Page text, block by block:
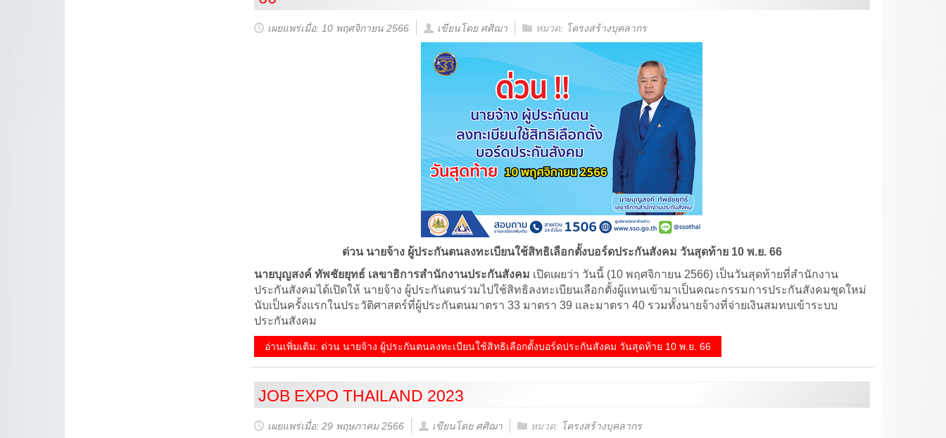
เผยแพร่เมื่อ: 10 พฤศจิกายน 2566 เขียนโดย ศศิฌา หมวด: โครงสร้างบุคลากร
ด่วน นายจ้าง ผู้ประกันตนลงทะเบียนใช้สิทธิเลือกตั้งบอร์ดประกันสังคม วันสุดท้าย 10 พ.ย. 66
นายบุญสงค์ ทัพชัยยุทธ์ เลขาธิการสำนักงานประกันสังคม เปิดเผยว่า วันนี้ (10 พฤศจิกายน 2566) เป็นวันสุดท้ายที่สำนักงาน
ประกันสังคมได้เปิดให้ นายจ้าง ผู้ประกันตนร่วมไปใช้สิทธิลงทะเบียนเลือกตั้งผู้แทนเข้ามาเป็นคณะกรรมการประกันสังคมชุดใหม่
นับเป็นครั้งแรกในประวัติศาสตร์ที่ผู้ประกันตนมาตรา 33 มาตรา 39 และมาตรา 40 รวมทั้งนายจ้างที่จ่ายเงินสมทบเข้าระบบ
ประกันสังคม
อ่านเพิ่มเติม: ด่วน นายจ้าง ผู้ประกันตนลงทะเบียนใช้สิทธิเลือกตั้งบอร์ดประกันสังคม วันสุดท้าย 10 พ.ย. 66
JOB EXPO THAILAND 2023
เผยแพร่เมื่อ: 29 พฤษภาคม 2566 เขียนโดย ศศิฌา หมวด: โครงสร้างบุคลากร